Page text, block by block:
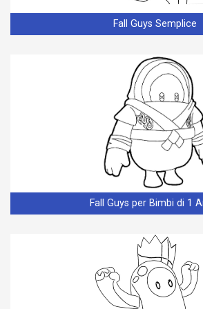
Fall Guys Semplice
Fall Guys per Bimbi di 1